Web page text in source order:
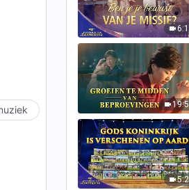
46:23
Gods
Gods
II’
36:33
‘Gods
en
38:48
Gods
Gods
II’